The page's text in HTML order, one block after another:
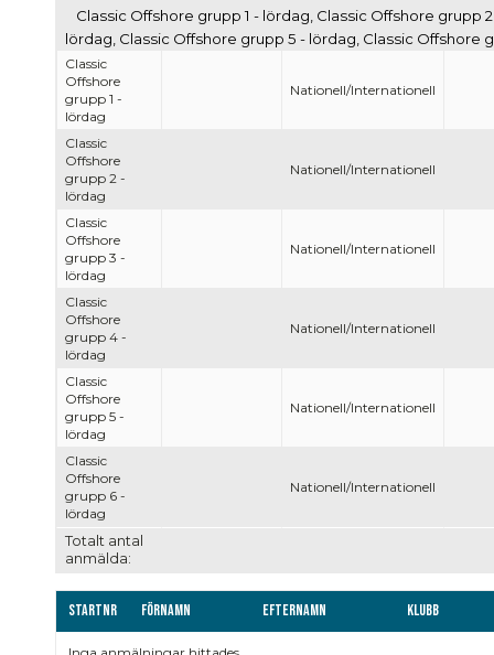
Totalt antal
anmälda:
Classic Offshore grupp 1 - lördag, Classic Offshore grupp
lördag, Classic Offshore grupp 5 - lördag, Classic Offshore
Classic
Offshore
grupp 1 -
lördag
Nationell/Internationell
Classic
Offshore
grupp 2 -
lördag
Nationell/Internationell
Classic
Offshore
grupp 3 -
lördag
Nationell/Internationell
Classic
Offshore
grupp 4 -
lördag
Nationell/Internationell
Classic
Offshore
grupp 5 -
lördag
Nationell/Internationell
Classic
Offshore
grupp 6 -
lördag
Nationell/Internationell
Startnr Förnamn Efternamn Klubb